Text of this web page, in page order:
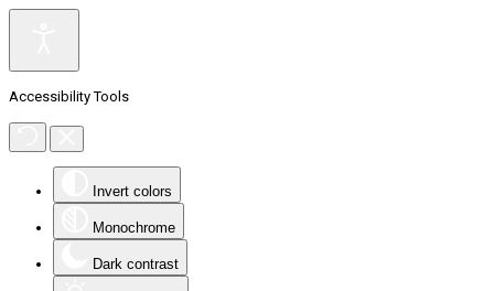
Accessibility Tools
Invert colors
Monochrome
Dark contrast